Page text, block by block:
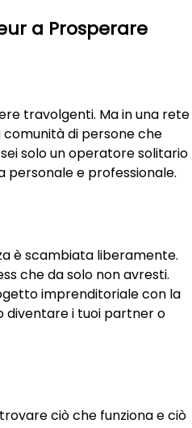
a Prosperare
travolgenti. Ma in una rete
comunità di persone che
solo un operatore solitario
e professionale.
è scambiata liberamente.
che da solo non avresti.
imprenditoriale con la
diventare i tuoi partner o
ciò che funziona e ciò